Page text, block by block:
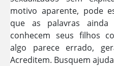
motivo aparente, pode
que as palavras ainda
conhecem seus filhos
algo parece errado,
Acreditem. Busquem